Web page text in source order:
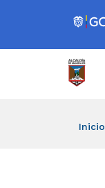
Inicio